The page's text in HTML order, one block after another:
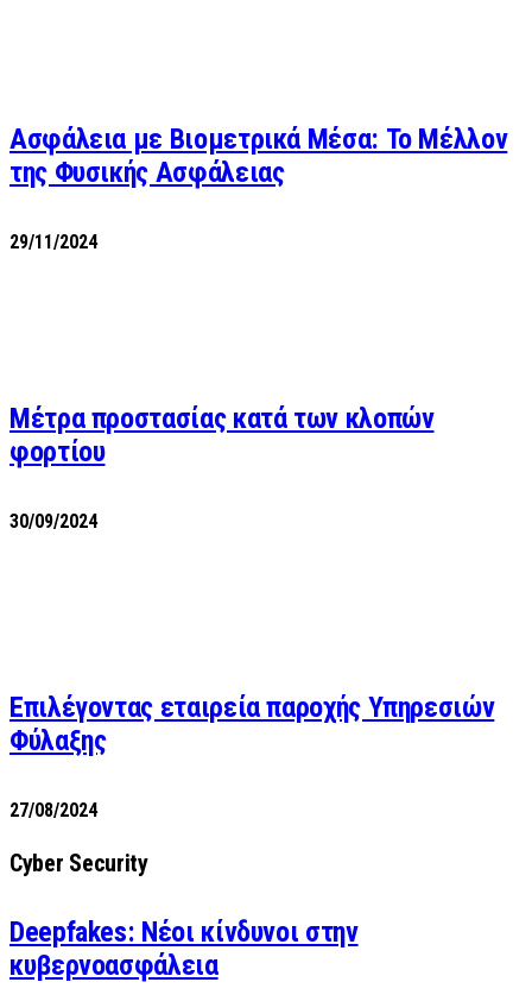
Ασφάλεια με Βιομετρικά Μέσα: Το Μέλλον
της Φυσικής Ασφάλειας
29/11/2024
Μέτρα προστασίας κατά των κλοπών
φορτίου
30/09/2024
Επιλέγοντας εταιρεία παροχής Υπηρεσιών
Φύλαξης
27/08/2024
Cyber Security
Deepfakes: Νέοι κίνδυνοι στην
κυβερνοασφάλεια